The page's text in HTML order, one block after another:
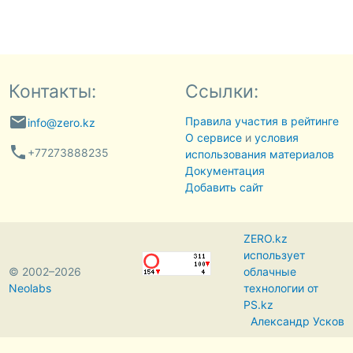
Контакты:
emailinfo@zero.kz
phone +77273888235
Ссылки:
Правила участия в рейтинге
О сервисеи условия
использования материалов
Документация
Добавить сайт
© 2002–2026
Neolabs
ZERO.kz
использует
облачные
технологии от
PS.kz
Александр Усков